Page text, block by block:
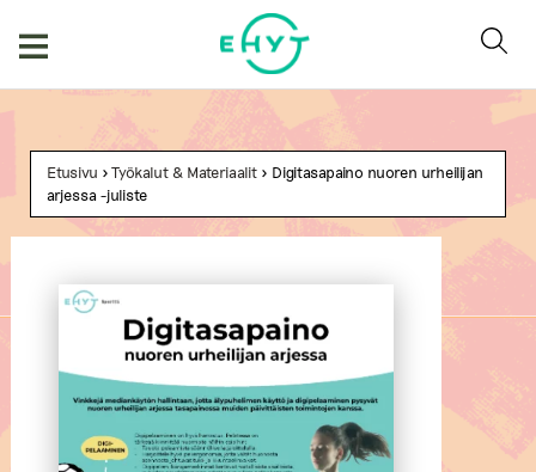
Etusivu >Työkalut & Materiaalit> Digitasapaino nuoren urheilijan
arjessa -juliste